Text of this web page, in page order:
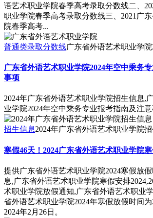
语艺术职业学院春季高考录取分数线二、
职业学院春季高考录取分数线三、2021广
院春季高考...
普通类录取分数线广东省外语艺术职业学院
广东省外语艺术职业学院2024年空中乘务
事项
2024年广东省外语艺术职业学院招生信息,
业学院2024年空中乘务专业报考指南及注
招生信息2024年广东省外语艺术职业学院
寒假46天！2024广东省外语艺术职业学院
提供广东省外语艺术职业学院2024寒假放
息,广东省外语艺术职业学院寒假安排
术职业学院放假通知,广东省外语艺术职业
省外语艺术职业学院2024年寒假放假时间为
2024年2月26日。